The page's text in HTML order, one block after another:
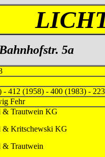
5a
- 412 (1958) - 400 (1983) -
Fehr
& Trautwein KG
& Kritschewski
& Trautwein